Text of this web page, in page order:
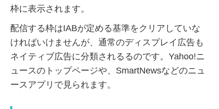
枠に表示されます。
配信する枠はIABが定める基準をクリアしていな
ければいけませんが、通常のディスプレイ広告も
ネイティブ広告に分類されるるのです。Yahoo!ニ
ュースのトップページや、SmartNewsなどのニュ
ースアプリで見られます。